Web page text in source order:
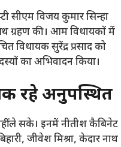
सीएम विजय कुमार सिन्हा
ग्रहण की। आम विधायकों में
विधायक सुरेंद्र प्रसाद को
का अभिवादन किया।
रहे अनुपस्थित
ले सके। इनमें नीतीश कैबिनेट
जीवेश मिश्रा, केदार नाथ